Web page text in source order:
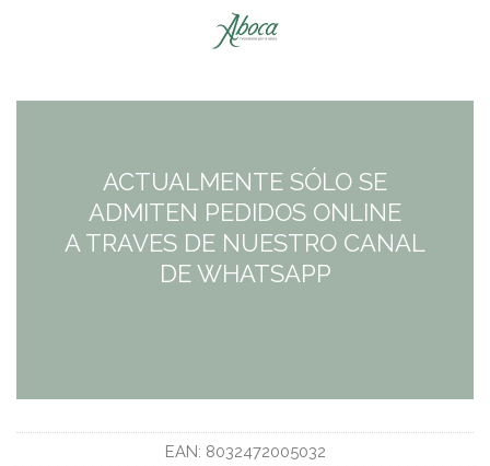
ACTUALMENTE SÓLO SE
ADMITEN PEDIDOS ONLINE
A TRAVES DE NUESTRO CANAL
DE WHATSAPP
EAN: 8032472005032